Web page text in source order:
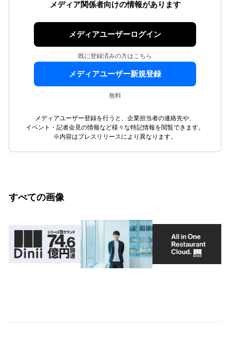
メディア関係者向けの情報があります
メディアユーザーログイン
既に登録済みの方はこちら
メディアユーザー新規登録
無料
メディアユーザー登録を行うと、企業担当者の連絡先や、
イベント・記者会見の情報など様々な特記情報を閲覧できます。
※内容はプレスリリースにより異なります。
すべての画像